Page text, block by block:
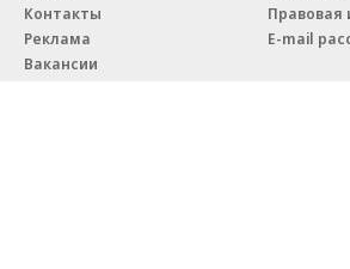
Контакты
Реклама
Вакансии
E-mail